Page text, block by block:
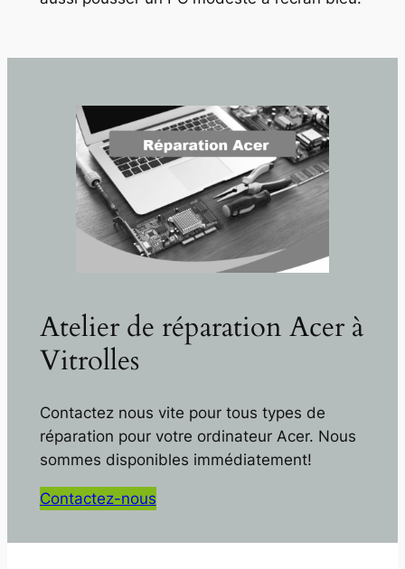
Atelier de réparation Acer à
Vitrolles
Contactez nous vite pour tous types de
réparation pour votre ordinateur Acer. Nous
sommes disponibles immédiatement!
Contactez-nous